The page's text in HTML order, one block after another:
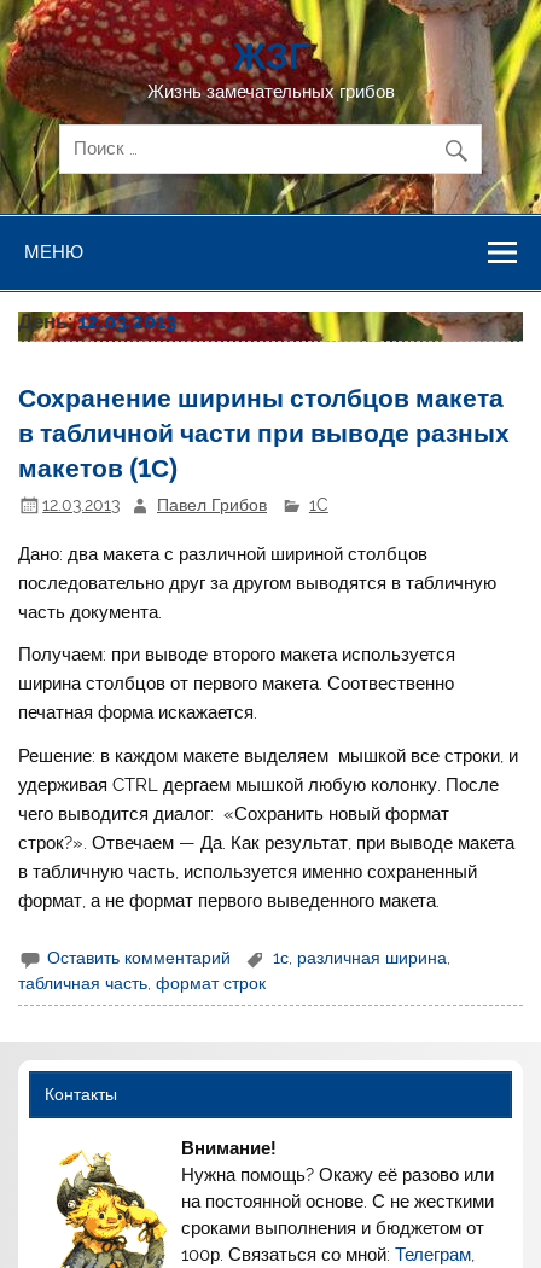
Перейти
к
содержимому
ЖЗГ
Жизнь замечательных грибов
МЕНЮ
День:12.03.2013
Сохранение ширины столбцов макета
в табличной части при выводе разных
макетов (1С)
12.03.2013 Павел Грибов 1C
Дано: два макета с различной шириной столбцов
последовательно друг за другом выводятся в табличную
часть документа.
Получаем: при выводе второго макета используется
ширина столбцов от первого макета. Соотвественно
печатная форма искажается.
Решение: в каждом макете выделяем мышкой все строки, и
удерживая CTRL дергаем мышкой любую колонку. После
чего выводится диалог: «Сохранить новый формат
строк?». Отвечаем — Да. Как результат, при выводе макета
в табличную часть, используется именно сохраненный
формат, а не формат первого выведенного макета.
Оставить комментарий 1с различная ширина
табличная часть ,формат строк
Контакты
Внимание!
Нужна помощь? Окажу её разово или
на постоянной основе. С не жесткими
сроками выполнения и бюджетом от
100р. Связаться со мной:Телеграм,